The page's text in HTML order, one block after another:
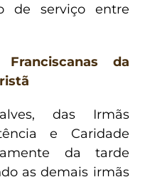
de serviço entre
da
das Irmãs
e Caridade
da tarde
as demais irmãs